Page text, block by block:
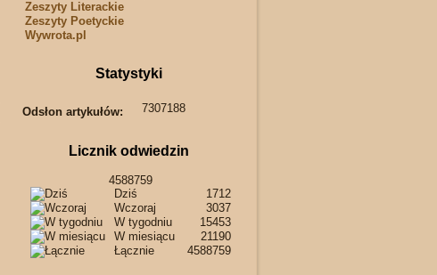
Zeszyty Literackie
Zeszyty Poetyckie
Wywrota.pl
Statystyki
Odsłon artykułów: 7307188
Licznik odwiedzin
4588759
Dziś
1712
Wczoraj
3037
W tygodniu
15453
W miesiącu
21190
Łącznie
4588759